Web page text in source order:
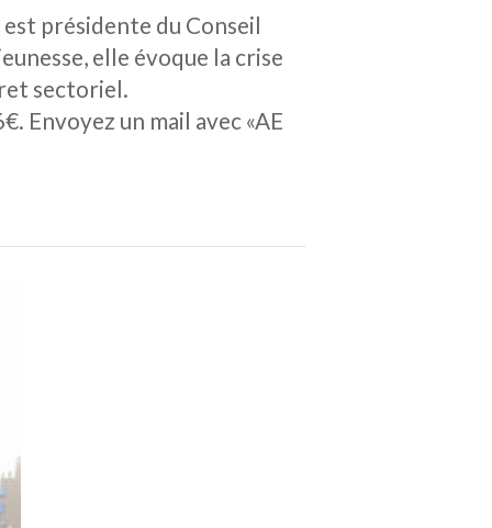
est présidente du Conseil
elle évoque la crise
sectoriel.
Envoyez un mail avec «AE